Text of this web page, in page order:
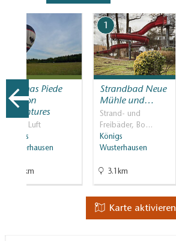
Thomas Piede
Balloon
Adventures
In der Luft
Königs
Wusterhausen
6.2km
1
Strandbad Neue
Mühle und…
Strand- und
Freibäder, Bo…
Königs
Wusterhausen
3.1km
Karte aktivieren